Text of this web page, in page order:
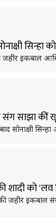
सिन्हा
जहीर इकबाल
संग साझा
शादी को 'लव
जहीर इकबाल